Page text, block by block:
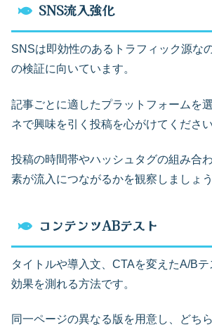
SNS流入強化
SNSは即効性のあるトラフィック源な
の検証に向いています。
記事ごとに適したプラットフォームを
ネで興味を引く投稿を心がけてください
投稿の時間帯やハッシュタグの組み合
素が流入につながるかを観察しましょう
コンテンツABテスト
タイトルや導入文、CTAを変えたA/B
効果を測れる方法です。
同一ページの異なる版を用意し、どち